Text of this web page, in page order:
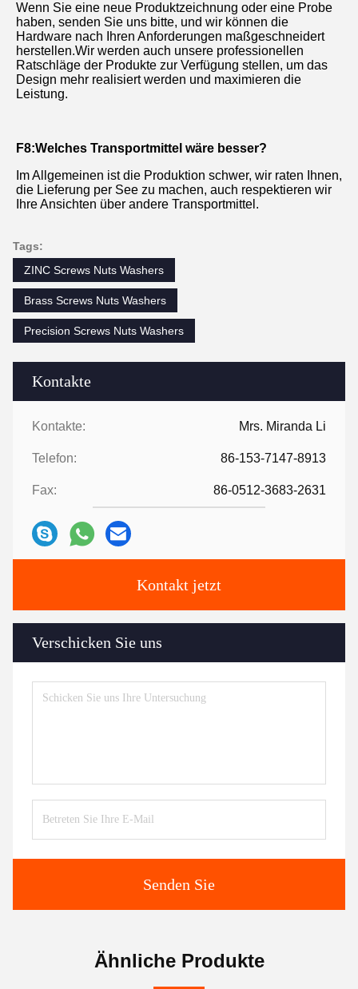
Kontakte
Kontakte: Mrs. Miranda Li
Telefon: 86-153-7147-8913
Fax: 86-0512-3683-2631
Kontakt jetzt
Verschicken Sie uns
Senden Sie
Wenn Sie eine neue Produktzeichnung oder eine Probe
haben, senden Sie uns bitte, und wir können die
Hardware nach Ihren Anforderungen maßgeschneidert
herstellen.Wir werden auch unsere professionellen
Ratschläge der Produkte zur Verfügung stellen, um das
Design mehr realisiert werden und maximieren die
Leistung.
F8:Welches Transportmittel wäre besser?
Im Allgemeinen ist die Produktion schwer, wir raten Ihnen,
die Lieferung per See zu machen, auch respektieren wir
Ihre Ansichten über andere Transportmittel.
Tags:
ZINC Screws Nuts Washers
Brass Screws Nuts Washers
Precision Screws Nuts Washers
Ähnliche Produkte